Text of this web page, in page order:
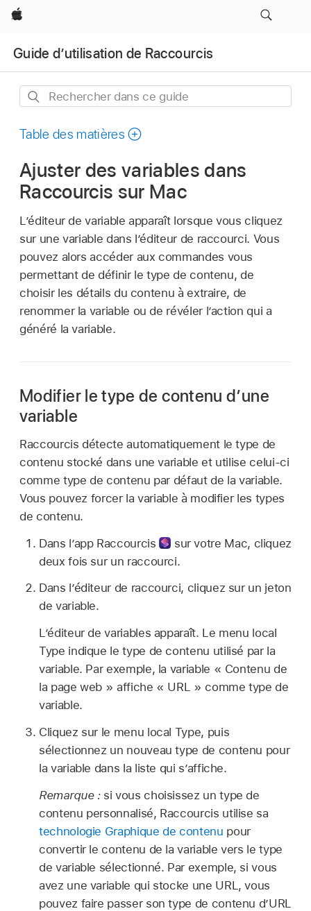
Apple
Guide d’utilisation de Raccourcis
Rechercher
ce
Table des matières
Ajuster des variables dans
Raccourcis sur Mac
L’éditeur de variable apparaît lorsque vous cliquez
sur une variable dans l’éditeur de raccourci. Vous
pouvez alors accéder aux commandes vous
permettant de définir le type de contenu, de
choisir les détails du contenu à extraire, de
renommer la variable ou de révéler l’action qui a
généré la variable.
Modifier le type de contenu d’une
variable
Raccourcis détecte automatiquement le type de
contenu stocké dans une variable et utilise celui-ci
comme type de contenu par défaut de la variable.
Vous pouvez forcer la variable à modifier les types
de contenu.
Dans l’app Raccourcis
sur votre Mac, cliquez
deux fois sur un raccourci.
Dans l’éditeur de raccourci, cliquez sur un jeton
de variable.
L’éditeur de variables apparaît. Le menu local
Type indique le type de contenu utilisé par la
variable. Par exemple, la variable « Contenu de
la page web » affiche « URL » comme type de
variable.
Cliquez sur le menu local Type, puis
sélectionnez un nouveau type de contenu pour
la variable dans la liste qui s’affiche.
Remarque : si vous choisissez un type de
contenu personnalisé, Raccourcis utilise sa
technologie Graphique de contenu pour
convertir le contenu de la variable vers le type
de variable sélectionné. Par exemple, si vous
avez une variable qui stocke une URL, vous
pouvez faire passer son type de contenu d’URL